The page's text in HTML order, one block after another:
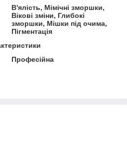
В'ялість, Мімічні зморшки,
Вікові зміни, Глибокі
зморшки, Мішки під очима,
Пігментація
Професійна